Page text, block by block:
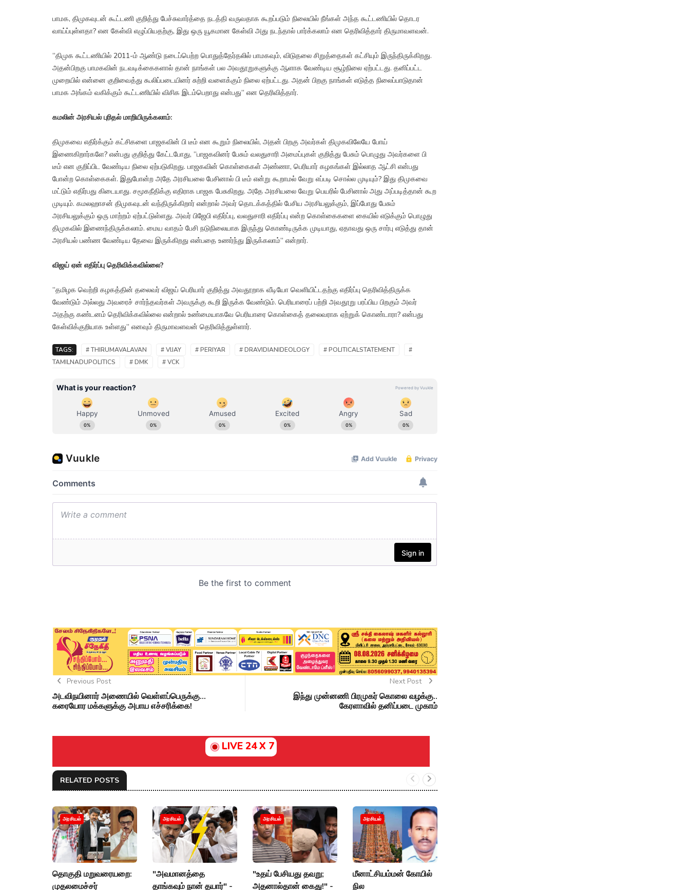
பாமக, திமுகவுடன் கூட்டணி குறித்து பேச்சுவார்த்தை நடத்தி வருவதாக கூறப்படும் நிலையில் நீங்கள் அந்த கூட்டணியில் தொடர
வாய்ப்புள்ளதா? என கேள்வி எழுப்பியதற்கு, இது ஒரு யூகமான கேள்வி அது நடந்தால் பார்க்கலாம் என தெரிவித்தார் திருமாவளவன்.
”திமுக கூட்டணியில் 2011-ம் ஆண்டு நடைப்பெற்ற பொதுத்தேர்தலில் பாமகவும், விடுதலை சிறுத்தைகள் கட்சியும் இருந்திருக்கிறது.
அதன்பிறகு பாமகவின் நடவடிக்கைகளால் தான் நாங்கள் பல அவதூறுகளுக்கு ஆளாக வேண்டிய சூழ்நிலை ஏற்பட்டது. தனிப்பட்ட
முறையில் என்னை குறிவைத்து கூலிப்படையினர் சுற்றி வளைக்கும் நிலை ஏற்பட்டது. அதன் பிறகு நாங்கள் எடுத்த நிலைப்பாடுதான்
பாமக அங்கம் வகிக்கும் கூட்டணியில் விசிக இடம்பெறாது என்பது” என தெரிவித்தார்.
கமலின் அரசியல் புரிதல் மாறியிருக்கலாம்:
திமுகவை எதிர்க்கும் கட்சிகளை பாஜகவின் பி டீம் என கூறும் நிலையில், அதன் பிறகு அவர்கள் திமுகவிலேயே போய்
இணைகிறார்களே? என்பது குறித்து கேட்டபோது, ”பாஜகவினர் பேசும் வலதுசாரி அமைப்புகள் குறித்து பேசும் பொழுது அவர்களை பி
டீம் என குறிப்பிட வேண்டிய நிலை ஏற்படுகிறது. பாஜகவின் கொள்கைகள் அண்ணா, பெரியார் கழகங்கள் இல்லாத ஆட்சி என்பது
போன்ற கொள்கைகள். இதுபோன்ற அதே அரசியலை பேசினால் பி டீம் என்று கூறாமல் வேறு எப்படி சொல்ல முடியும்? இது திமுகவை
மட்டும் எதிர்பது கிடையாது. சமூகநீதிக்கு எதிராக பாஜக பேசுகிறது. அதே அரசியலை வேறு பெயரில் பேசினால் அது அப்படித்தான் கூற
முடியும். கமலஹாசன் திமுகவுடன் வந்திருக்கிறார் என்றால் அவர் தொடக்கத்தில் பேசிய அரசியலுக்கும், இப்போது பேசும்
அரசியலுக்கும் ஒரு மாற்றம் ஏற்பட்டுள்ளது. அவர் பிஜேபி எதிர்ப்பு, வலதுசாரி எதிர்ப்பு என்ற கொள்கைகளை கையில் எடுக்கும் பொழுது
திமுகவில் இணைந்திருக்கலாம். மைய வாதம் பேசி நடுநிலையாக இருந்து கொண்டிருக்க முடியாது, ஏதாவது ஒரு சார்பு எடுத்து தான்
அரசியல் பண்ண வேண்டிய தேவை இருக்கிறது என்பதை உணர்ந்து இருக்கலாம்” என்றார்.
விஜய் ஏன் எதிர்ப்பு தெரிவிக்கவில்லை?
”தமிழக வெற்றி கழகத்தின் தலைவர் விஜய் பெரியார் குறித்து அவதூறாக வீடியோ வெளியிட்டதற்கு எதிர்ப்பு தெரிவித்திருக்க
வேண்டும் அல்லது அவரைச் சார்ந்தவர்கள் அவருக்கு கூறி இருக்க வேண்டும். பெரியாரைப் பற்றி அவதூறு பரப்பிய பிறகும் அவர்
அதற்கு கண்டனம் தெரிவிக்கவில்லை என்றால் உண்மையாகவே பெரியாரை கொள்கைத் தலைவராக ஏற்றுக் கொண்டாரா? என்பது
கேள்விக்குறியாக உள்ளது” எனவும் திருமாவளவன் தெரிவித்துள்ளார்.
TAGS: # THIRUMAVALAVAN # VIJAY # PERIYAR # DRAVIDIANIDEOLOGY # POLITICALSTATEMENT
#
TAMILNADUPOLITICS
# DMK # VCK
Previous Post
அடவிநயினார் அணையில் வெள்ளப்பெருக்கு...
கரையோர மக்களுக்கு அபாய எச்சரிக்கை!
Next Post
இந்து முன்னணி பிரமுகர் கொலை வழக்கு..
கேரளாவில் தனிப்படை முகாம்
LIVE 24 X 7
RELATED POSTS
அரசியல்
தொகுதி மறுவரையறை:
முதலமைச்சர்
அரசியல்
"அவமானத்தை
தாங்கவும் நான் தயார்" -
அரசியல்
"உதய் பேசியது தவறு;
அதனால்தான் கைது!" -
அரசியல்
மீனாட்சியம்மன் கோயில்
நில